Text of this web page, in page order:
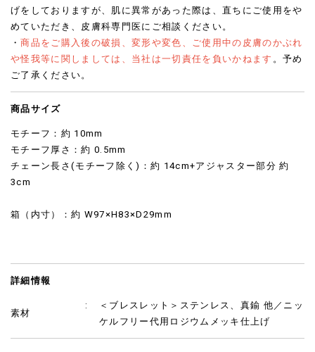
げをしておりますが、肌に異常があった際は、直ちにご使用をや
めていただき、皮膚科専門医にご相談ください。
・商品をご購入後の破損、変形や変色、ご使用中の皮膚のかぶれ
や怪我等に関しましては、当社は一切責任を負いかねます 。予め
ご了承ください。
商品サイズ
モチーフ：約 10mm
モチーフ厚さ：約 0.5mm
チェーン長さ(モチーフ除く)：約 14cm+アジャスター部分 約
3cm
箱（内寸）：約 W97×H83×D29mm
詳細情報
素材
＜ブレスレット＞ステンレス、真鍮 他／ニッ
ケルフリー代用ロジウムメッキ仕上げ